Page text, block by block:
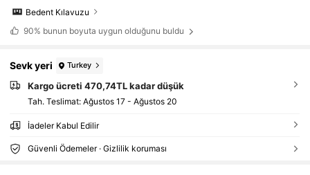
Bedent Kılavuzu
90% bunun boyuta uygun olduğunu buldu
Sevk yeri Turkey
Kargo ücreti 470,74TL kadar düşük
Tah. Teslimat: Ağustos 17 - Ağustos 20
İadeler Kabul Edilir
Güvenli Ödemeler · Gizlilik koruması